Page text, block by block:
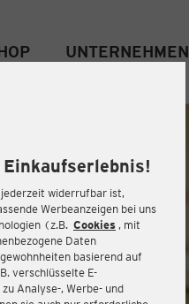
widerrufbar ist,
Werbeanzeigen bei uns
(z.B. Cookies , mit
Daten
basierend auf
verschlüsselte E-
Analyse-, Werbe- und
UNTERNEHMEN